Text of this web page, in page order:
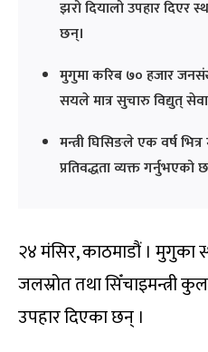
झरो दियालो उपहार दिएर
छन्।
मुगुमा करिब ७० हजार
सयले मात्र सुचारु विद्युत्
मन्त्री घिसिङले एक वर्ष
प्रतिवद्धता व्यक्त गर्नुभएको
२४ मंसिर, काठमाडौं । मुगुका
जलस्रोत तथा सिँचाइमन्त्री
उपहार दिएका छन् ।